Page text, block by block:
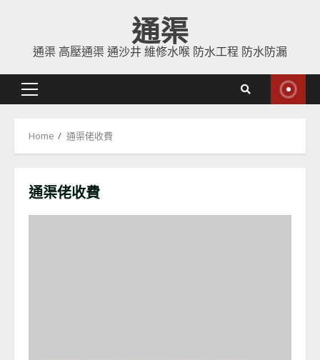
content
通渠
通渠 高壓通渠 通沙井 維修水喉 防水工程 防水防漏
Primary
Home 通渠佬收費
通渠佬收費